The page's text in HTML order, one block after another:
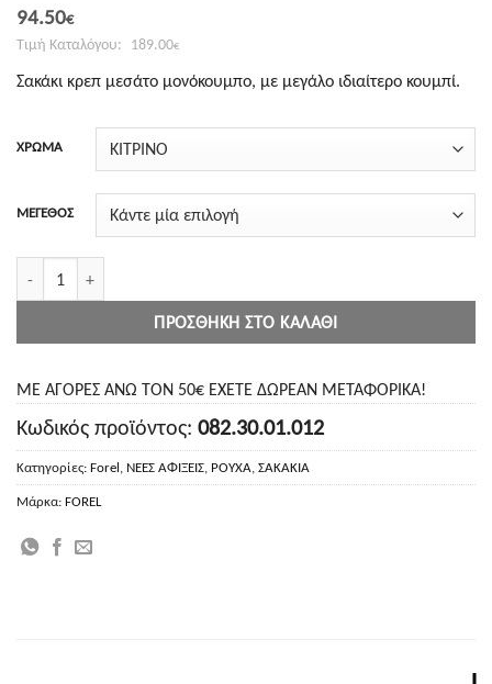
189.00€
Original
price
was:
189.00€.
94.50€
Η
τρέχουσα
τιμή
είναι:
Σακάκι κρεπ μεσάτο μονόκουμπο, με μεγάλο ιδιαίτερο κουμπί.
ΧΡΩΜΑ
ΜΕΓΕΘΟΣ
ΠΡΟΣΘΉΚΗ ΣΤΟ ΚΑΛΆΘΙ
ΜΕ ΑΓΟΡΕΣ ΑΝΩ ΤΟΝ 50€ ΕΧΕΤΕ ΔΩΡΕΑΝ ΜΕΤΑΦΟΡΙΚΑ!
Κωδικός προϊόντος: 082.30.01.012
Κατηγορίες: Forel, ΝΕΕΣ ΑΦΙΞΕΙΣ, ΡΟΥΧΑ, ΣΑΚΑΚΙΑ
Μάρκα: FOREL